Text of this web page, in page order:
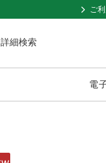
ご
詳細検索
電